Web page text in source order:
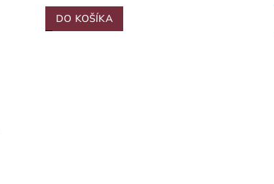
DO KOŠÍKA